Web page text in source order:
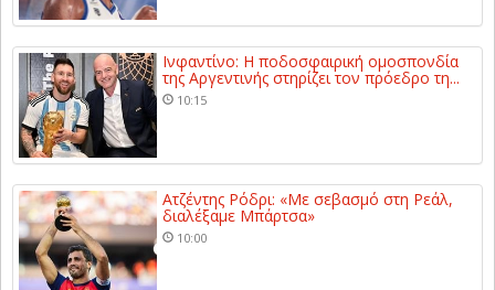
Ινφαντίνο: Η ποδοσφαιρική ομοσπονδία
της Αργεντινής στηρίζει τον πρόεδρο τη...
10:15
Ατζέντης Ρόδρι: «Με σεβασμό στη Ρεάλ,
διαλέξαμε Μπάρτσα»
10:00